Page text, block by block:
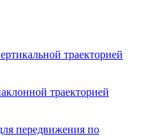
траекторией
траекторией
передвижения по